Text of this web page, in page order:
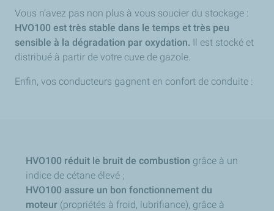
Vous n’avez pas non plus à vous soucier du stockage :
HVO100 est très stable dans le temps et très peu
sensible à la dégradation par oxydation. Il est stocké et
distribué à partir de votre cuve de gazole.
Enfin, vos conducteurs gagnent en confort de conduite :
HVO100 réduit le bruit de combustion grâce à un
indice de cétane élevé ;
HVO100 assure un bon fonctionnement du
moteur (propriétés à froid, lubrifiance), grâce à